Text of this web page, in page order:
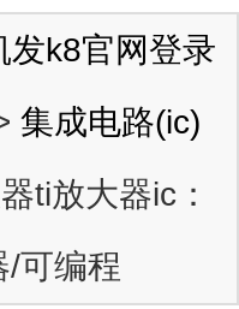
发k8官网登录
集成电路(ic)
ti放大器ic：
/可编程